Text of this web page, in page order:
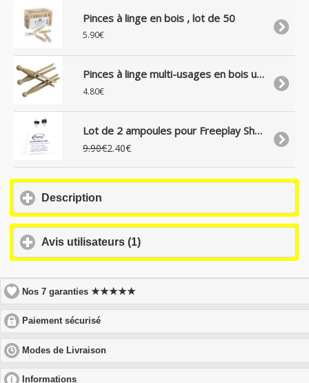
Pinces à linge en bois , lot de 50
5.90€
Pinces à linge multi-usages en bois uniquement, lot de 25
4.80€
Lot de 2 ampoules pour Freeplay Sherpa
9.90€2.40€
Description
expand
Avis utilisateurs (1)
to
contents
Nos 7 garanties★★★★★
Paiement sécurisé
to
expand
Modes de Livraison
to
Informations